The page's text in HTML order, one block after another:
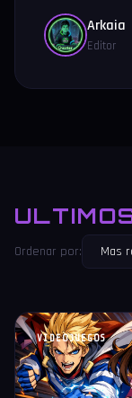
Arkaia
Editor
Ordenar por:
VIDEOJUEGOS